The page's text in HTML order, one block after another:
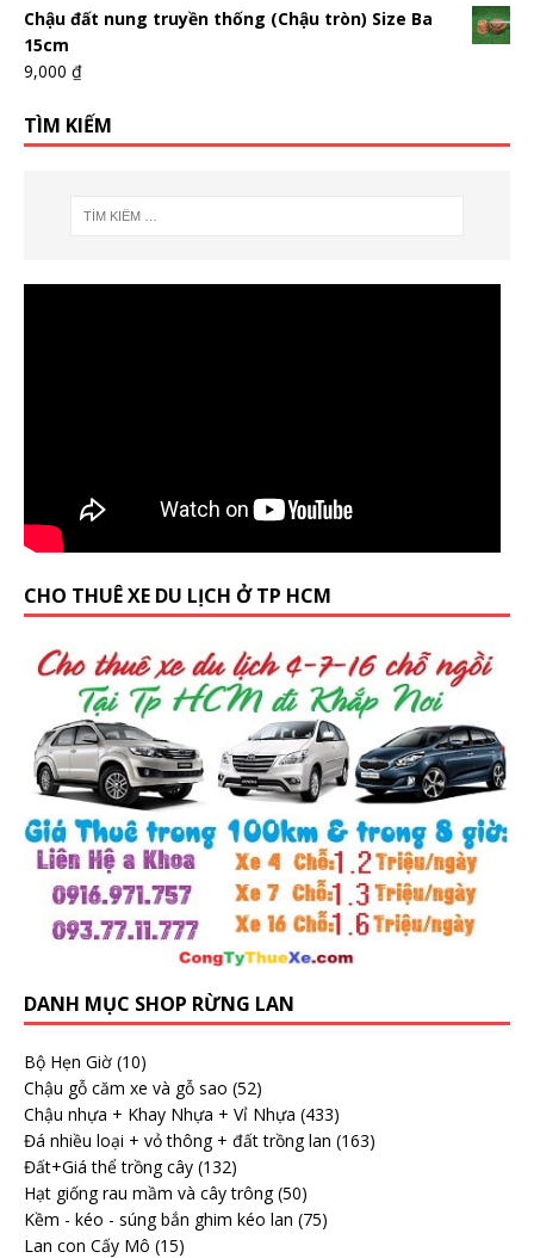
Chậu đất nung truyền thống (Chậu tròn) Size Ba
15cm
9,000 ₫
TÌM KIẾM
CHO THUÊ XE DU LỊCH Ở TP HCM
DANH MỤC SHOP RỪNG LAN
Bộ Hẹn Giờ (10)
Chậu gỗ căm xe và gỗ sao (52)
Chậu nhựa + Khay Nhựa + Vỉ Nhựa (433)
Đá nhiều loại + vỏ thông + đất trồng lan (163)
Đất+Giá thể trồng cây (132)
Hạt giống rau mầm và cây trông (50)
Kềm - kéo - súng bắn ghim kéo lan (75)
Lan con Cấy Mô (15)